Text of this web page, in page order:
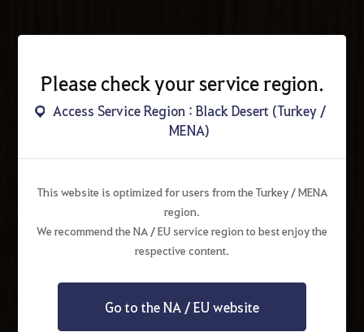
Please check your service region.
Access Service Region : Black Desert (Turkey /
MENA)
This website is optimized for users from the Turkey / MENA
region.
We recommend the NA / EU service region to best enjoy the
respective content.
Go to the NA / EU website